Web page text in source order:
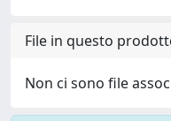
File in questo
Non ci sono file